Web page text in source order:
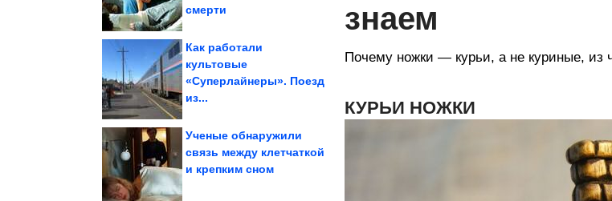
смерти
Как работали
культовые
«Суперлайнеры». Поезд
из...
Ученые обнаружили
связь между клетчаткой
и крепким сном
знаем
Почему ножки — курьи, а не куриные, из
КУРЬИ НОЖКИ